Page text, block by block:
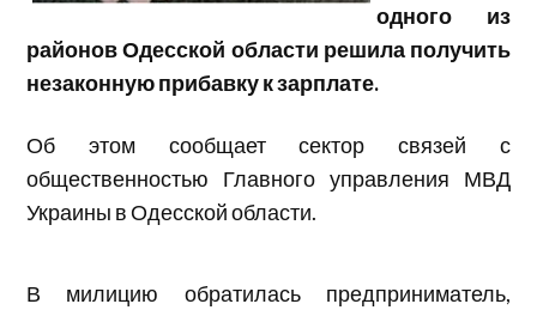
одного из
районов Одесской области решила получить
незаконную прибавку к зарплате.
Об этом сообщает сектор связей с
общественностью Главного управления МВД
Украины в Одесской области.
В милицию обратилась предприниматель,